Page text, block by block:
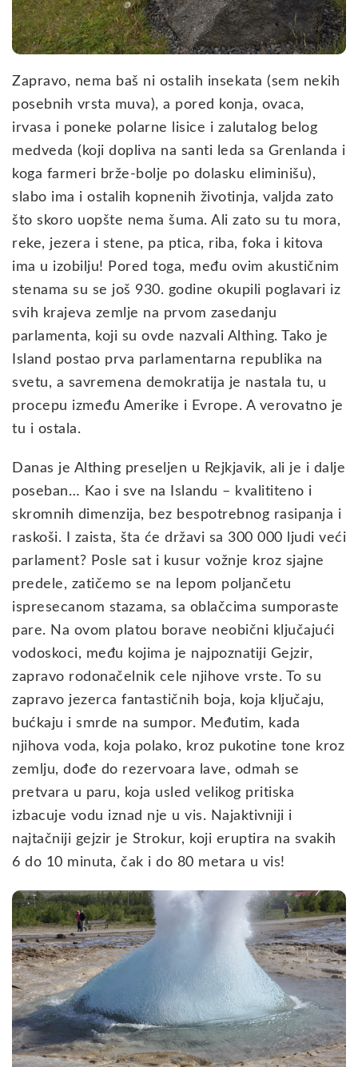
Zapravo, nema baš ni ostalih insekata (sem nekih
posebnih vrsta muva), a pored konja, ovaca,
irvasa i poneke polarne lisice i zalutalog belog
medveda (koji dopliva na santi leda sa Grenlanda i
koga farmeri brže-bolje po dolasku eliminišu),
slabo ima i ostalih kopnenih životinja, valjda zato
što skoro uopšte nema šuma. Ali zato su tu mora,
reke, jezera i stene, pa ptica, riba, foka i kitova
ima u izobilju! Pored toga, među ovim akustičnim
stenama su se još 930. godine okupili poglavari iz
svih krajeva zemlje na prvom zasedanju
parlamenta, koji su ovde nazvali Althing. Tako je
Island postao prva parlamentarna republika na
svetu, a savremena demokratija je nastala tu, u
procepu između Amerike i Evrope. A verovatno je
tu i ostala.
Danas je Althing preseljen u Rejkjavik, ali je i dalje
poseban… Kao i sve na Islandu – kvalititeno i
skromnih dimenzija, bez bespotrebnog rasipanja i
raskoši. I zaista, šta će državi sa 300 000 ljudi veći
parlament? Posle sat i kusur vožnje kroz sjajne
predele, zatičemo se na lepom poljančetu
ispresecanom stazama, sa oblačcima sumporaste
pare. Na ovom platou borave neobični ključajući
vodoskoci, među kojima je najpoznatiji Gejzir,
zapravo rodonačelnik cele njihove vrste. To su
zapravo jezerca fantastičnih boja, koja ključaju,
bućkaju i smrde na sumpor. Međutim, kada
njihova voda, koja polako, kroz pukotine tone kroz
zemlju, dođe do rezervoara lave, odmah se
pretvara u paru, koja usled velikog pritiska
izbacuje vodu iznad nje u vis. Najaktivniji i
najtačniji gejzir je Strokur, koji eruptira na svakih
6 do 10 minuta, čak i do 80 metara u vis!